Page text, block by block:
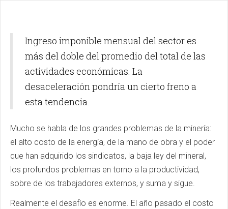
Ingreso imponible mensual del sector es
más del doble del promedio del total de las
actividades económicas. La
desaceleración pondría un cierto freno a
esta tendencia.
Mucho se habla de los grandes problemas de la minería:
el alto costo de la energía, de la mano de obra y el poder
que han adquirido los sindicatos, la baja ley del mineral,
los profundos problemas en torno a la productividad,
sobre de los trabajadores externos, y suma y sigue.
Realmente el desafío es enorme. El año pasado el costo